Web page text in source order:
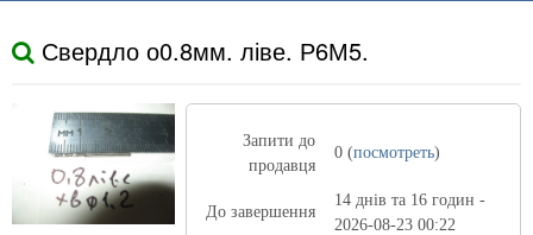
Свердло о0.8мм. ліве. Р6М5.
Запити до
продавця
0 (посмотреть)
До завершення
14 днів та 16 годин -
2026-08-23 00:22